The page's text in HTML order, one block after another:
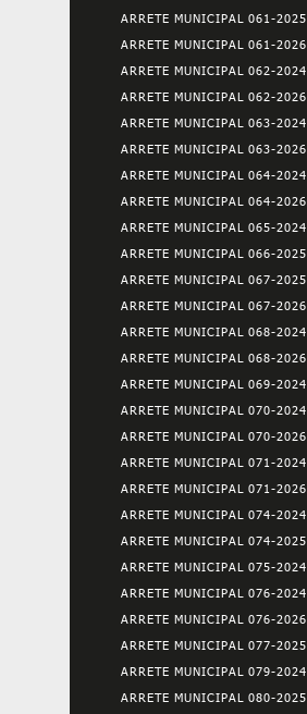
ARRETE MUNICIPAL 061-2025
ARRETE MUNICIPAL 061-2026
ARRETE MUNICIPAL 062-2024
ARRETE MUNICIPAL 062-2026
ARRETE MUNICIPAL 063-2024
ARRETE MUNICIPAL 063-2026
ARRETE MUNICIPAL 064-2024
ARRETE MUNICIPAL 064-2026
ARRETE MUNICIPAL 065-2024
ARRETE MUNICIPAL 066-2025
ARRETE MUNICIPAL 067-2025
ARRETE MUNICIPAL 067-2026
ARRETE MUNICIPAL 068-2024
ARRETE MUNICIPAL 068-2026
ARRETE MUNICIPAL 069-2024
ARRETE MUNICIPAL 070-2024
ARRETE MUNICIPAL 070-2026
ARRETE MUNICIPAL 071-2024
ARRETE MUNICIPAL 071-2026
ARRETE MUNICIPAL 074-2024
ARRETE MUNICIPAL 074-2025
ARRETE MUNICIPAL 075-2024
ARRETE MUNICIPAL 076-2024
ARRETE MUNICIPAL 076-2026
ARRETE MUNICIPAL 077-2025
ARRETE MUNICIPAL 079-2024
ARRETE MUNICIPAL 080-2025